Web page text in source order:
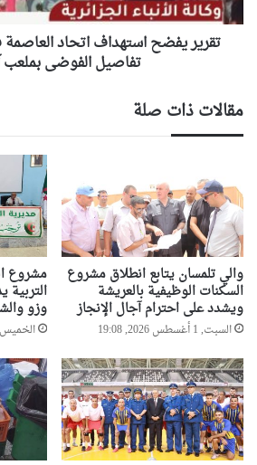
تفاصيل
الفوضىتقرير يفضح استهداف اتحاد
تفاصيل الفوضى
مقالات ذات صلة
والي تلمسان يتابع انطلاق مشروع
السكنات الوظيفية بالعريشة
ويشدد على احترام آجال الإنجاز
السبت, 1 أغسطس 2026, 19:08
مشروع
التربية
وزو
الخميس, 30 يوليو